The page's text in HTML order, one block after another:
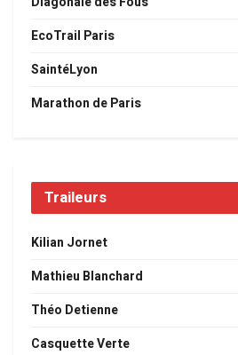
EcoTrail Paris
SaintéLyon
Marathon de Paris
Traileurs
Kilian Jornet
Mathieu Blanchard
Théo Detienne
Casquette Verte